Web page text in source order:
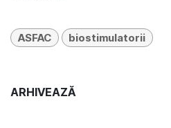
ASFAC biostimulatorii
ARHIVEAZĂ